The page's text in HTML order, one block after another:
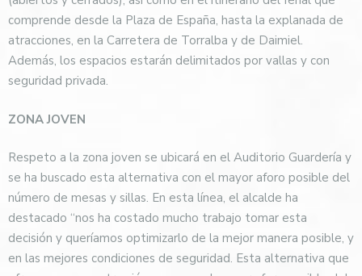
comprende desde la Plaza de España, hasta la explanada de
atracciones, en la Carretera de Torralba y de Daimiel.
Además, los espacios estarán delimitados por vallas y con
seguridad privada.
ZONA JOVEN
Respeto a la zona joven se ubicará en el Auditorio Guardería y
se ha buscado esta alternativa con el mayor aforo posible del
número de mesas y sillas. En esta línea, el alcalde ha
destacado “nos ha costado mucho trabajo tomar esta
decisión y queríamos optimizarlo de la mejor manera posible, y
en las mejores condiciones de seguridad. Esta alternativa que